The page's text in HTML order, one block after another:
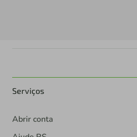
Serviços
Abrir conta